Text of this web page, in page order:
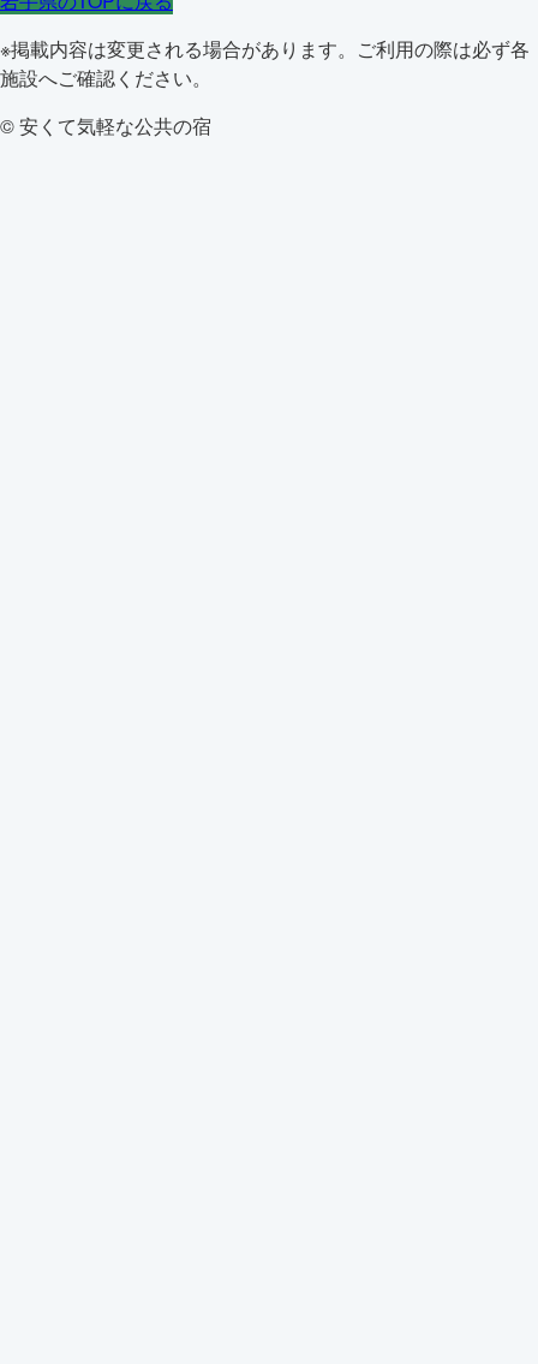
※掲載内容は変更される場合があります。ご利用の際は必ず各
施設へご確認ください。
© 安くて気軽な公共の宿